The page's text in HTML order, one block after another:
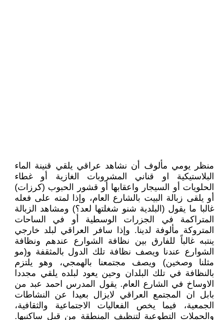
منظر يومي مألوف أن نشاهد عراقي يلقي قنينة الماء
البلاستيكية او قناني المشروبات الغازية أو غطاء
الحلويات أو السيجار واعقابها أو قشور الحبوب (كرزات)
أو يلقى زبالة البيت بالشارع العام، وإذا لمته على فعله
غالبا ما يقول (البلدية شنو شغلتها لعد؟) ومشاهد الزبالة
المتراكمة في الجزرات الوسطية أو في الساحات
المتروكة مألوفة لدينا. وإذا سافر العراقي لبلد خارجي
ينتبه غالباً للفارق بين نظافة الشوارع عندهم ونظافة
الشوارع عندنا ويصف نظافة تلك الدول بالمثقفة و(مو
مثلنا وصخين) ويصف مجتمعنا بالهمجي، وهو يلتزم
بالنظافة في تلك البلدان وحين يعود لبلده يلقي مجددا
الاوساخ في الشارع العام. يقول المدرس احمد عبد من
بابل ان المجتمع العراقي لايزال بعيدا عن النشاطات
الجمعية، فيما يخص الفعاليات الاجتماعية والثقافية،
والحملات التطوعية لتنظيف المنطقة من قبل ساكنيها.